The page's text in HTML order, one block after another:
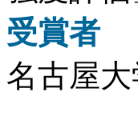
受賞者
名古屋